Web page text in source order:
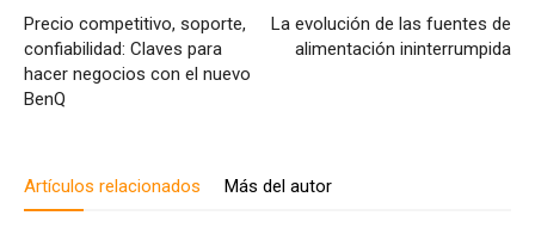
Precio competitivo, soporte,
confiabilidad: Claves para
hacer negocios con el nuevo
BenQ
La evolución de las fuentes de
alimentación ininterrumpida
Artículos relacionados Más del autor